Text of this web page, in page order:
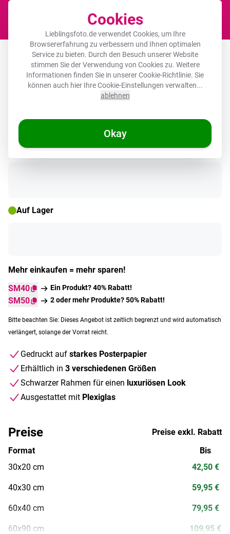
Cookies
Lieblingsfoto.de verwendet Cookies, um Ihre
Browsererfahrung zu verbessern und Ihnen optimalen
Service zu bieten. Durch den Besuch unserer Website
stimmen Sie der Verwendung von Cookies zu. Weitere
Informationen finden Sie in unsererCookie-Richtlinie. Sie
können auch hier Ihre Cookie-Einstellungen verwalten...
ablehnen
Okay
Fotorahmen schwarz ohne
Passepartout - Granatäpfel - Klassisch
- Vintage
Auf Lager
Mehr einkaufen = mehr sparen!
SM40
Ein Produkt? 40% Rabatt!
SM50 2 oder mehr Produkte? 50% Rabatt!
Bitte beachten Sie: Dieses Angebot ist zeitlich begrenzt und wird automatisch
verlängert, solange der Vorrat reicht.
Gedruckt auf starkes Posterpapier
Erhältlich in 3 verschiedenen Größen
Schwarzer Rahmen für einen luxuriösen Look
Ausgestattet mit Plexiglas
Preise
Preise exkl. Rabatt
Format
30x20 cm
40x30 cm
60x40 cm
60x90 cm
Bis
42,50 €
59,95 €
79,95 €
109,95 €